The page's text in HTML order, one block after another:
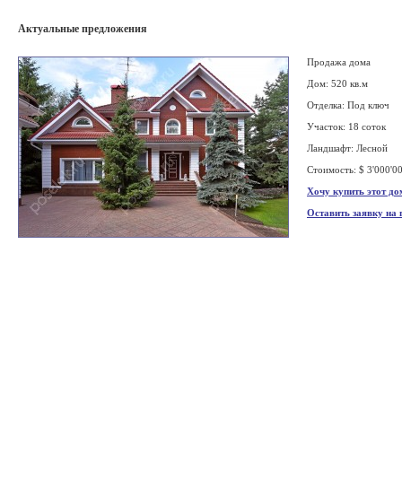
Актуальные предложения
Продажа дома
Дом: 520 кв.м
Отделка: Под ключ
Участок: 18 соток
Ландшафт: Лесной
Стоимость: $
Хочу купить этот
Оставить заявку на